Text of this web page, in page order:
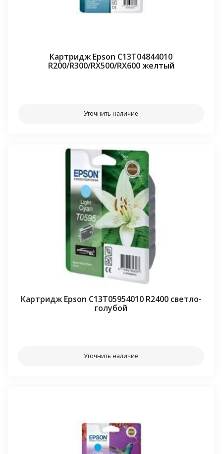
Картридж Epson C13T04844010
R200/R300/RX500/RX600 желтый
Уточнить наличие
Картридж Epson C13T05954010 R2400 светло-
голубой
Уточнить наличие